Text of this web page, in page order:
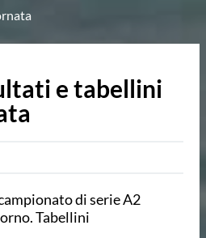
e tabellini
di serie A2
Tabellini